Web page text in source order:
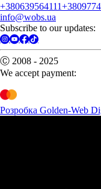
+380639564111
info@wobs.ua
Subscribe to our updates:
Ⓒ 2008 - 2025
We accept payment:
Розробка Golden-Web